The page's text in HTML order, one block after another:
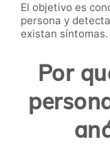
El objetivo es
persona y
existan síntomas.
Por